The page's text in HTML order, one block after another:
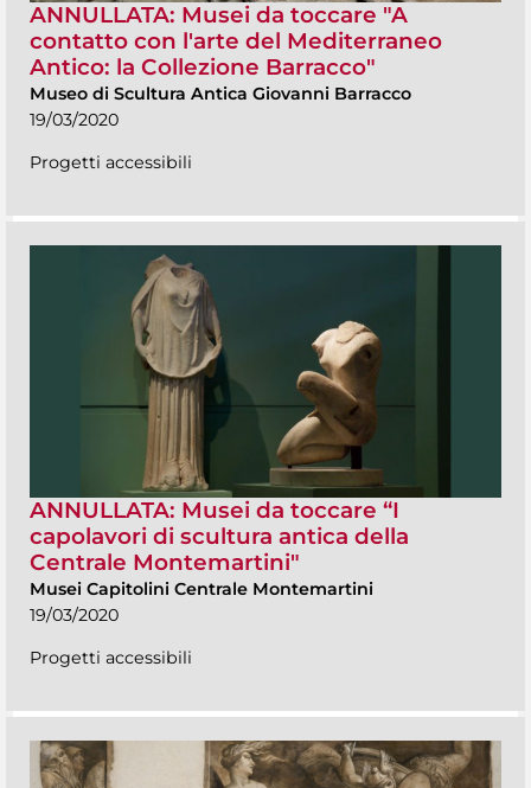
ANNULLATA: Musei da toccare "A
contatto con l'arte del Mediterraneo
Antico: la Collezione Barracco"
Museo di Scultura Antica Giovanni Barracco
19/03/2020
Progetti accessibili
ANNULLATA: Musei da toccare “I
capolavori di scultura antica della
Centrale Montemartini"
Musei Capitolini Centrale Montemartini
19/03/2020
Progetti accessibili